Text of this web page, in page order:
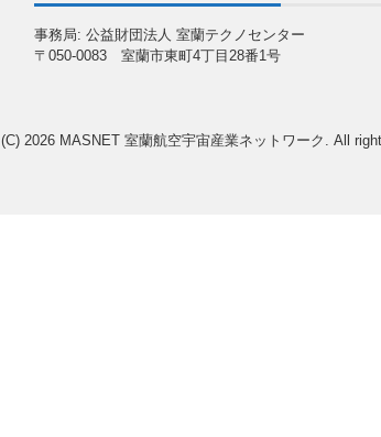
事務局: 公益財団法人 室蘭テクノセンター
〒050-0083 室蘭市東町4丁目28番1号
(C) 2026 MASNET 室蘭航空宇宙産業ネットワーク . All